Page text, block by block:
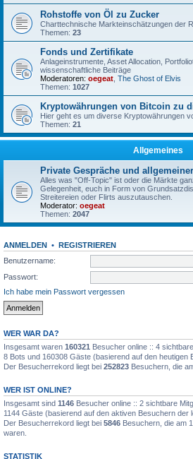
Rohstoffe von Öl zu Zucker
Charttechnische Markteinschätzungen der
Themen: 23
Fonds und Zertifikate
Anlageinstrumente, Asset Allocation,
wissenschaftliche Beiträge
Moderatoren: oegeat The Ghost of Elvis
Themen: 1027
Kryptowährungen von Bitcoin zu
Hier geht es um diverse Kryptowährungen
Themen: 21
Allgemeines
Private Gespräche und
Alles was "Off-Topic" ist oder die Märkte
Gelegenheit, euch in Form von
Streitereien oder Flirts auszutauschen.
Moderator: oegeat
Themen: 2047
ANMELDEN • REGISTRIEREN
Benutzername:
Passwort:
Ich habe mein Passwort vergessen
WER WAR DA?
Insgesamt waren 160321 Besucher online :: 4
8 Bots und 160308 Gäste (basierend auf den heutigen
Der Besucherrekord liegt bei 252823 Besuchern, die
WER IST ONLINE?
Insgesamt sind 1146 Besucher online :: 2 sichtbare
1144 Gäste (basierend auf den aktiven Besuchern der
Der Besucherrekord liegt bei 5846 Besuchern, die am
waren.
STATISTIK